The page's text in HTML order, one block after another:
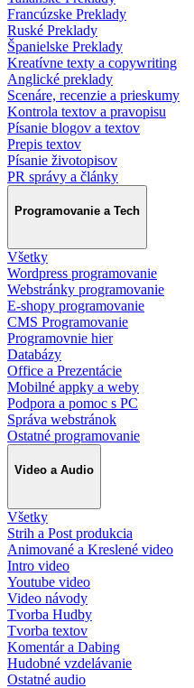
Francúzske Preklady
Ruské Preklady
Španielske Preklady
Kreatívne texty a copywriting
Anglické preklady
Scenáre, recenzie a prieskumy
Kontrola textov a pravopisu
Písanie blogov a textov
Prepis textov
Písanie životopisov
PR správy a články
Programovanie a Tech
Všetky
Wordpress programovanie
Webstránky programovanie
E-shopy programovanie
CMS Programovanie
Programovnie hier
Databázy
Office a Prezentácie
Mobilné appky a weby
Podpora a pomoc s PC
Správa webstránok
Ostatné programovanie
Video a Audio
Všetky
Strih a Post produkcia
Animované a Kreslené video
Intro video
Youtube video
Video návody
Tvorba Hudby
Tvorba textov
Komentár a Dabing
Hudobné vzdelávanie
Ostatné audio